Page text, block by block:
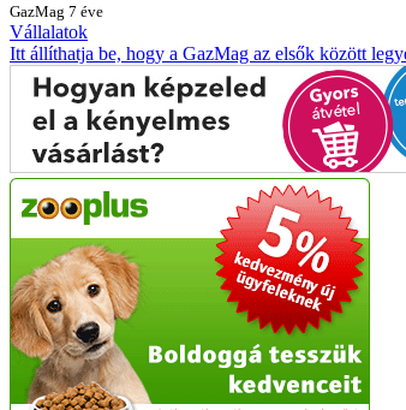
GazMag 7 éve
Vállalatok
Itt állíthatja be, hogy a GazMag az elsők között